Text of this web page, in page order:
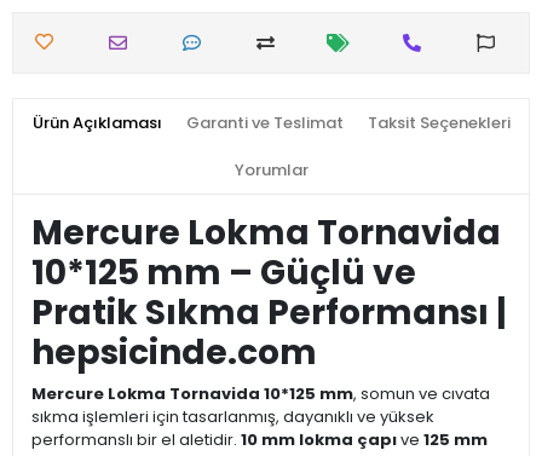
Ürün Açıklaması Garanti ve Teslimat Taksit Seçenekleri
Yorumlar
Mercure Lokma Tornavida
10*125 mm – Güçlü ve
Pratik Sıkma Performansı |
hepsicinde.com
Mercure Lokma Tornavida 10*125 mm, somun ve cıvata
sıkma işlemleri için tasarlanmış, dayanıklı ve yüksek
performanslı bir el aletidir. 10 mm lokma çapıve 125 mm